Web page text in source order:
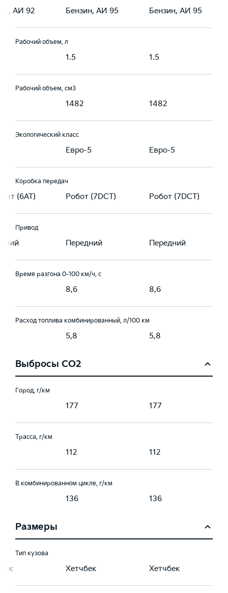
АИ 92 Бензин, АИ 95 Бензин, АИ 95
Рабочий объем, л
1.5 1.5
Рабочий объем, см3
1482 1482
Экологический класс
Евро-5 Евро-5
Коробка передач
(6AT) Робот (7DCT) Робот (7DCT)
Привод
Передний Передний
Время разгона 0-100 км/ч, с
8,6 8,6
Расход топлива комбинированный, л/100 км
5,8 5,8
Выбросы CO2
Город, г/км
177 177
Трасса, г/км
112 112
В комбинированном цикле, г/км
136 136
Размеры
Тип кузова
Хетчбек Хетчбек